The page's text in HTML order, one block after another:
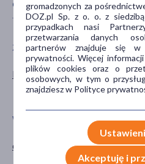
CECHY PRODUKTU
ZALECENIA ŻYWIENIOWE
Bez glutenu
WIEK
dla dorosłych
gromadzonych za
DOZ.pl Sp. z o. o. z
przypadkach nasi
przetwarzania danych
partnerów znajduje się
prywatności. Więcej
plików cookies oraz o
osobowych, w tym o
znajdziesz w Polityce
Akceptuję i